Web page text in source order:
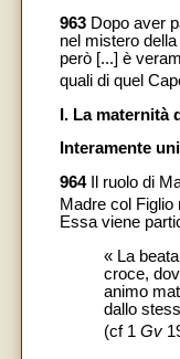
963 Dopo aver
nel mistero
però [...] è
quali di quel
I. La maternità
Interamente
964Il ruolo di
Madre col
Essa viene
« La
croce,
animo
dallo
(cf 1 Gv